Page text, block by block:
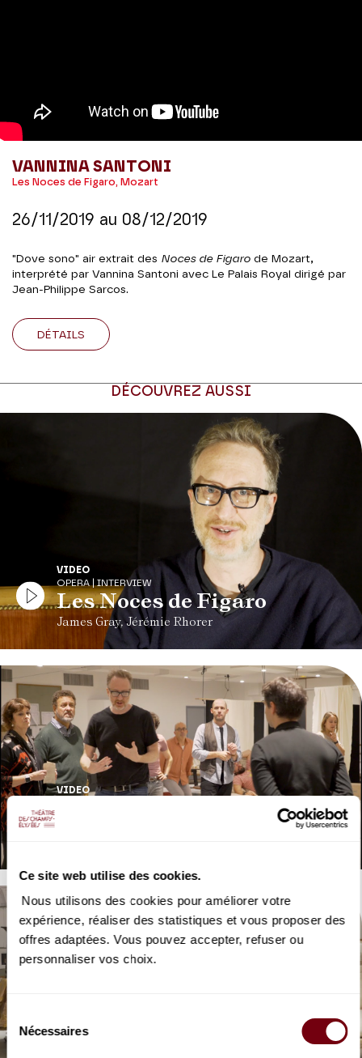
Ce site web utilise des cookies.
Nous utilisons des cookies pour améliorer votre
expérience, réaliser des statistiques et vous proposer des
offres adaptées. Vous pouvez accepter, refuser ou
personnaliser vos choix.
Sélection
du Nécessaires
VANNINA SANTONI
Les Noces de Figaro, Mozart
26/11/2019 au 08/12/2019
"Dove sono" air extrait des Noces de Figaro de Mozart,
interprété par Vannina Santoni avec Le Palais Royal dirigé par
Jean-Philippe Sarcos.
DÉTAILS
DÉCOUVREZ AUSSI
VIDEO
OPERA | INTERVIEW
Les Noces de Figaro
James Gray, Jérémie Rhorer
VIDEO
Eléonore Pancrazi